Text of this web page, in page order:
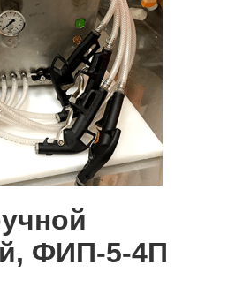
ФИП-5-4П